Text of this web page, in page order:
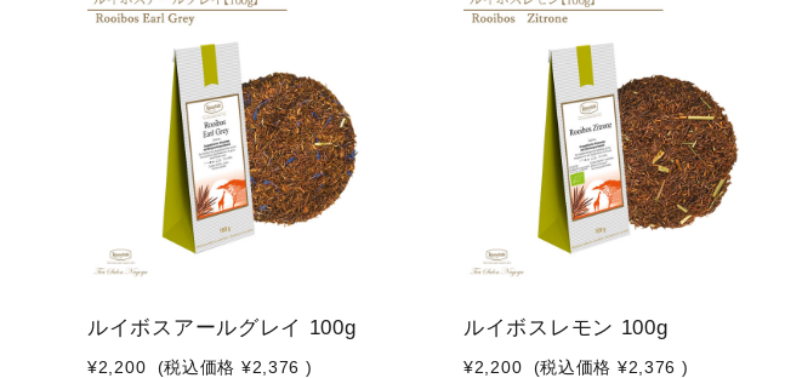
ルイボスアールグレイ 100g
¥2,200 (税込価格 ¥2,376 )
ルイボスレモン 100g
¥2,200 (税込価格 ¥2,376 )